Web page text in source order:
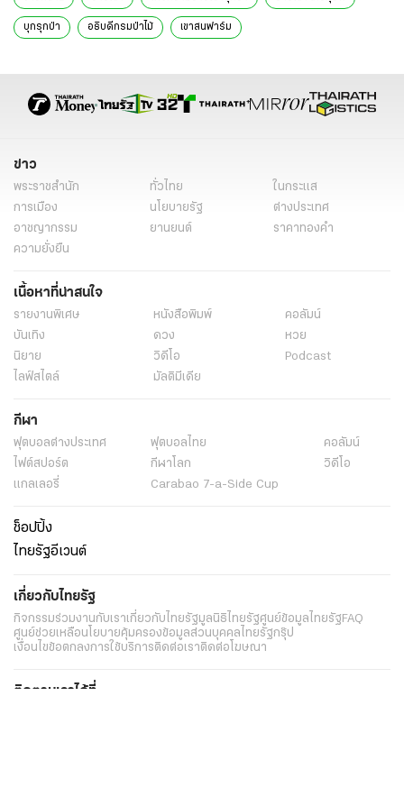
บุกรุกป่า อธิบดีกรมป่าไม้ เขาสนฟาร์ม
ข่าว
พระราชสำนัก ทั่วไทย
ในกระแส
การเมือง
นโยบายรัฐ
ต่างประเทศ
อาชญากรรม
ยานยนต์
ราคาทองคำ
ความยั่งยืน
เนื้อหาที่น่าสนใจ
รายงานพิเศษ หนังสือพิมพ์
คอลัมน์
บันเทิง
ดวง
หวย
นิยาย
วิดีโอ
Podcast
ไลฟ์สไตล์
มัลติมีเดีย
กีฬา
ฟุตบอลต่่างประเทศ ฟุตบอลไทย
คอลัมน์
ไฟต์สปอร์ต
กีฬาโลก
วิดีโอ
แกลเลอรี่
Carabao 7-a-Side Cup
ช็อปปิ้ง
ไทยรัฐอีเวนต์
เกี่ยวกับไทยรัฐ
กิจกรรมร่วมงานกับเราเกี่ยวกับไทยรัฐมูลนิธิไทยรัฐศูนย์ข้อมูลไทยรัฐFAQ
ศูนย์ช่วยเหลือนโยบายคุ้มครองข้อมูลส่วนบุคคลไทยรัฐกรุ๊ป
เงื่อนไขข้อตกลงการใช้บริการติดต่อเราติดต่อโฆษณา
ติดตามเราได้ที่